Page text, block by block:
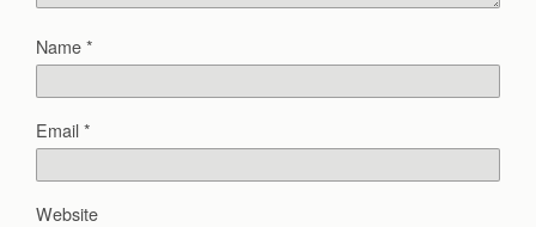
Name*
Email*
Website